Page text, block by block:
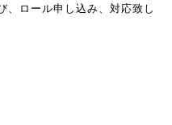
、ロール申し込み、対応致し